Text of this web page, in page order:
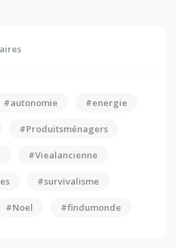
#autonomie #energie
#Produitsménagers
#Viealancienne
#survivalisme
#Noel #findumonde